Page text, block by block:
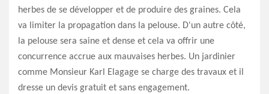
herbes de se développer et de produire des graines. Cela
va limiter la propagation dans la pelouse. D'un autre côté,
la pelouse sera saine et dense et cela va offrir une
concurrence accrue aux mauvaises herbes. Un jardinier
comme Monsieur Karl Elagage se charge des travaux et il
dresse un devis gratuit et sans engagement.